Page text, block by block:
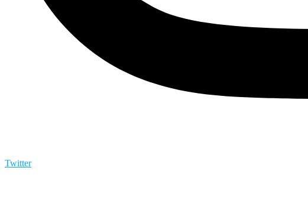
Twitter